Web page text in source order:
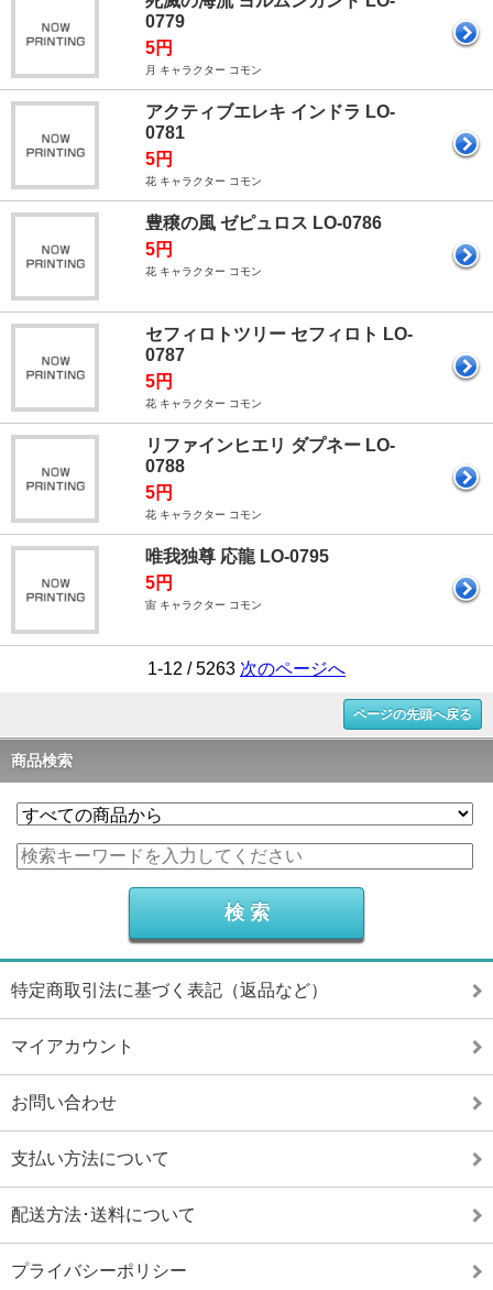
0779
5円
月 キャラクター コモン
アクティブエレキ インドラ LO-
0781
5円
花 キャラクター コモン
豊穣の風 ゼピュロス LO-0786
5円
花 キャラクター コモン
セフィロトツリー セフィロト LO-
0787
5円
花 キャラクター コモン
リファインヒエリ ダプネー LO-
0788
5円
花 キャラクター コモン
唯我独尊 応龍 LO-0795
5円
宙 キャラクター コモン
1-12 / 5263 次のページへ
ページの先頭へ戻る
商品検索
特定商取引法に基づく表記（返品など）
マイアカウント
お問い合わせ
支払い方法について
配送方法･送料について
プライバシーポリシー